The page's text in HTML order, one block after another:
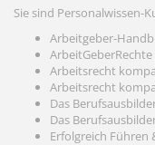
Sie sind Personalwissen-
Arbeitgeber-
Arbeitsrecht
Arbeitsrecht
Das
Das
Erfolgreich Führen